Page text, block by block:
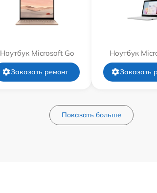
Ноутбук Microsoft Go
Заказать ремонт
Ноутбук
Заказать
Показать больше